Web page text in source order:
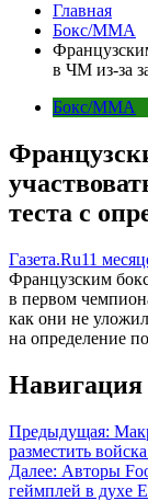
Главная
Бокс/MMA
в ЧМ из-за
Бокс/MMA
теста с
Газета.Ru11
Французским
в первом
как они не
на определение
Навигация
Предыдущая:
разместить
Далее: Авторы
геймплей в духе